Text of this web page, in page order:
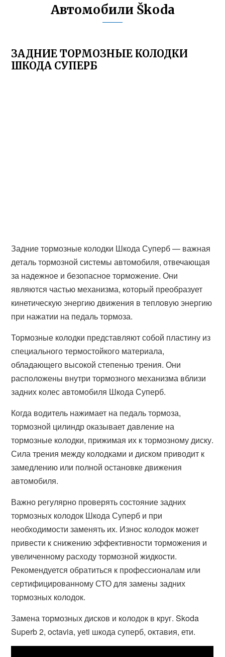
Автомобили Škoda
ЗАДНИЕ ТОРМОЗНЫЕ КОЛОДКИ
ШКОДА СУПЕРБ
Задние тормозные колодки Шкода Суперб — важная
деталь тормозной системы автомобиля, отвечающая
за надежное и безопасное торможение. Они
являются частью механизма, который преобразует
кинетическую энергию движения в тепловую энергию
при нажатии на педаль тормоза.
Тормозные колодки представляют собой пластину из
специального термостойкого материала,
обладающего высокой степенью трения. Они
расположены внутри тормозного механизма вблизи
задних колес автомобиля Шкода Суперб.
Когда водитель нажимает на педаль тормоза,
тормозной цилиндр оказывает давление на
тормозные колодки, прижимая их к тормозному диску.
Сила трения между колодками и диском приводит к
замедлению или полной остановке движения
автомобиля.
Важно регулярно проверять состояние задних
тормозных колодок Шкода Суперб и при
необходимости заменять их. Износ колодок может
привести к снижению эффективности торможения и
увеличенному расходу тормозной жидкости.
Рекомендуется обратиться к профессионалам или
сертифицированному СТО для замены задних
тормозных колодок.
Замена тормозных дисков и колодок в круг. Skoda
Superb 2, octavia, yeti шкода суперб, октавия, ети.